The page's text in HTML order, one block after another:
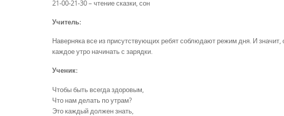
21-00-21-30 – чтение сказки, сон
Учитель:
Наверняка все из присутствующих ребят соблюдают режим дня. И
каждое утро начинать с зарядки.
Ученик:
Чтобы быть всегда здоровым,
Что нам делать по утрам?
Это каждый должен знать,